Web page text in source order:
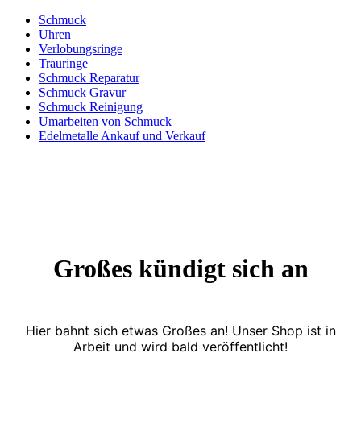
Schmuck
Uhren
Verlobungsringe
Trauringe
Schmuck Reparatur
Schmuck Gravur
Schmuck Reinigung
Umarbeiten von Schmuck
Edelmetalle Ankauf und Verkauf
Großes kündigt sich an
Hier bahnt sich etwas Großes an! Unser Shop ist in
Arbeit und wird bald veröffentlicht!